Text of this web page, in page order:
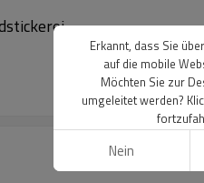
Erkannt, dass Sie
auf die mobile
Möchten Sie zur
umgeleitet werden?
Nein